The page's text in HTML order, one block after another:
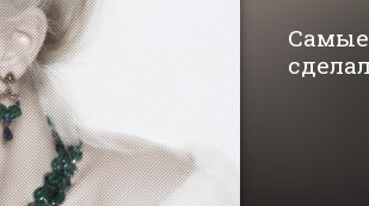
Самые